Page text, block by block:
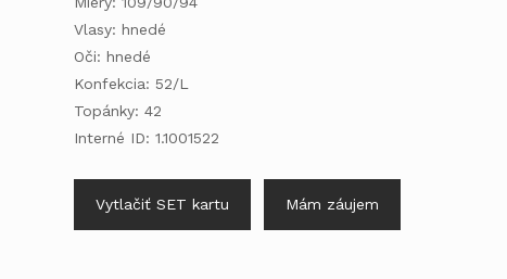
Vlasy: hnedé
Oči: hnedé
Konfekcia: 52/L
Topánky: 42
Interné ID: 1.1001522
Vytlačiť SET kartu Mám záujem